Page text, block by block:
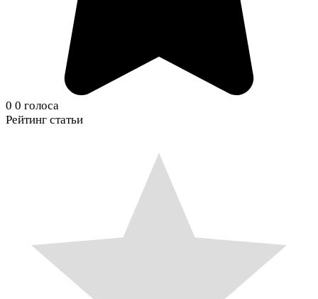
0 0 голоса
Рейтинг статьи